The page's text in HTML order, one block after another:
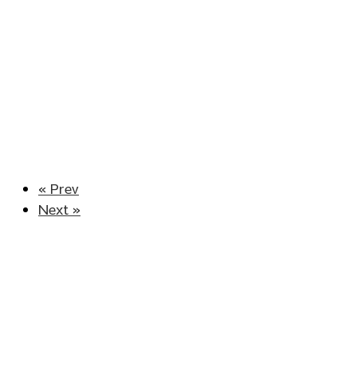
« Prev
Next »